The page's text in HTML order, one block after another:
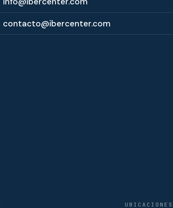
contacto@ibercenter.com
UBICACIONES